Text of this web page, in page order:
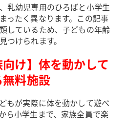
乳幼児専用のひろばと小学生
ったく異なります。この記事
しているため、子どもの年齢
つけられます。
向け】体を動かして
料施設
もが実際に体を動かして遊べ
ら小学生まで、家族全員で楽